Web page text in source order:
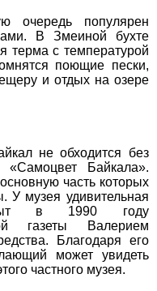
очередь популярен
В Змеиной бухте
терма с температурой
поющие пески,
и отдых на озере
не обходится без
«Самоцвет Байкала».
часть которых
У музея удивительная
в 1990 году
газеты Валерием
Благодаря его
может увидеть
частного музея.